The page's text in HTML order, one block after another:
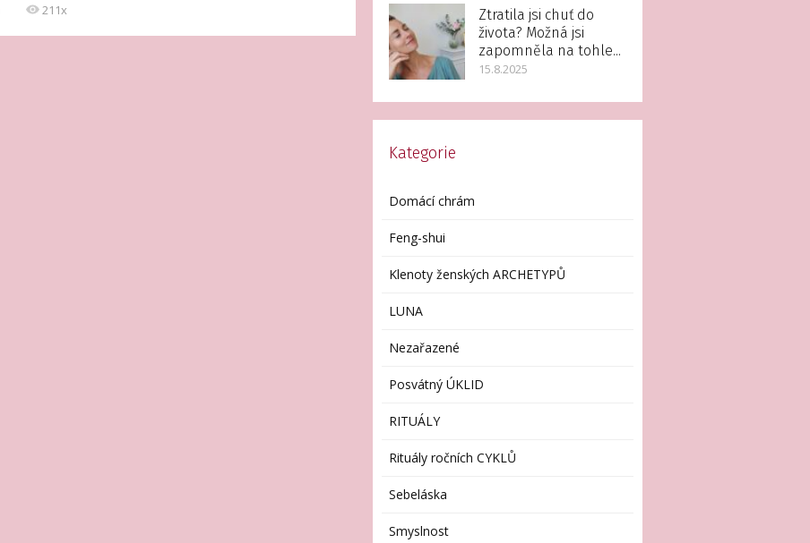
211x
Ztratila jsi chuť do
života? Možná jsi
zapomněla na tohle...
15.8.2025
Kategorie
Domácí chrám
Feng-shui
Klenoty ženských ARCHETYPŮ
LUNA
Nezařazené
Posvátný ÚKLID
RITUÁLY
Rituály ročních CYKLŮ
Sebeláska
Smyslnost